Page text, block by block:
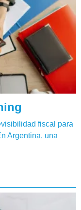
fiscal para
Argentina, una